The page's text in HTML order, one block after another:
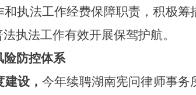
执法工作经费保障职责，积极
执法工作有效开展保驾护航。
险防控体系
建设，今年续聘湖南宪问律师事务